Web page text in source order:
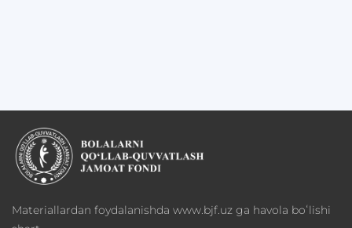
Materiallardan foydalanishda www.bjf.uz ga havola boʻlishi